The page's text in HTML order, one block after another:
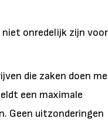
onredelijk zijn
die zaken doen
een maximale
Geen uitzonderingen